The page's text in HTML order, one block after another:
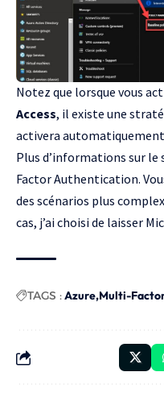
Notez que lorsque vous
Access, il existe une
activera automatiquement
Plus d’informations sur le
Factor Authentication.
des scénarios plus
cas, j’ai choisi de laisser
TAGS :Azure Multi-